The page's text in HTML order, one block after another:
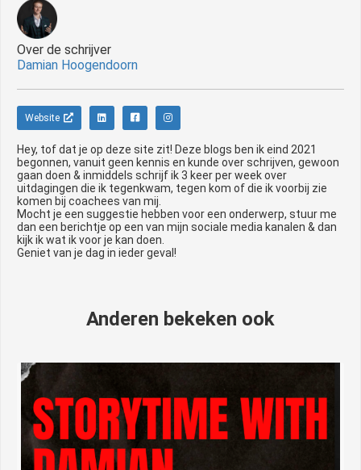
Over de schrijver
Damian Hoogendoorn
Website
Hey, tof dat je op deze site zit! Deze blogs ben ik eind 2021
begonnen, vanuit geen kennis en kunde over schrijven, gewoon
gaan doen & inmiddels schrijf ik 3 keer per week over
uitdagingen die ik tegenkwam, tegen kom of die ik voorbij zie
komen bij coachees van mij.
Mocht je een suggestie hebben voor een onderwerp, stuur me
dan een berichtje op een van mijn sociale media kanalen & dan
kijk ik wat ik voor je kan doen.
Geniet van je dag in ieder geval!
Anderen bekeken ook